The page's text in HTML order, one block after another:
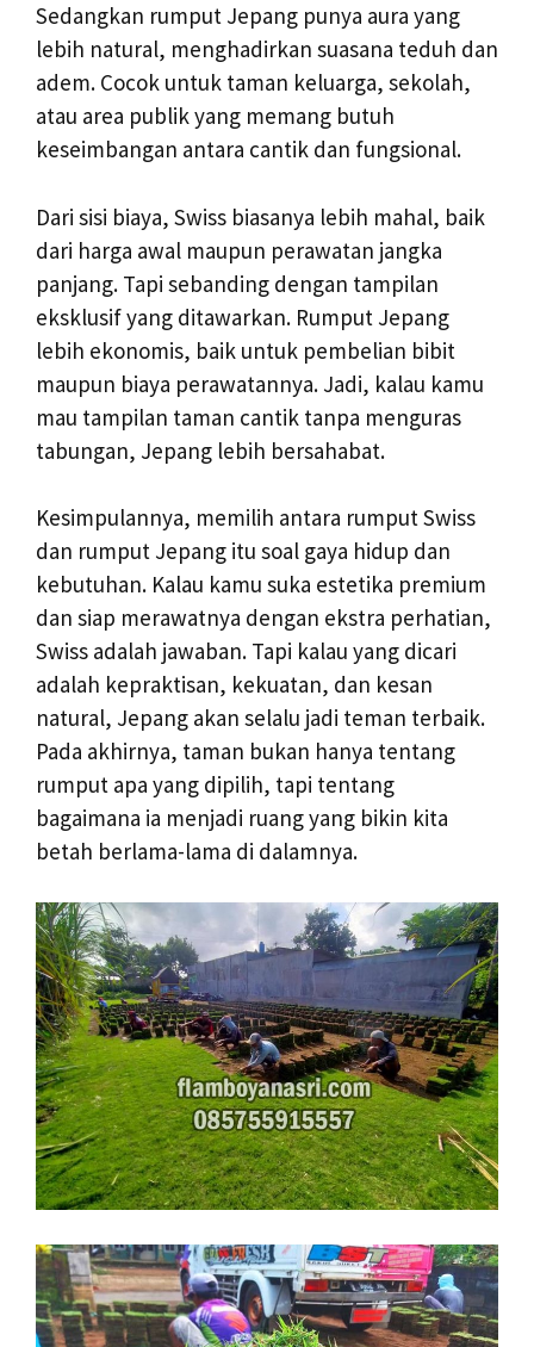
Sedangkan rumput Jepang punya aura yang
lebih natural, menghadirkan suasana teduh dan
adem. Cocok untuk taman keluarga, sekolah,
atau area publik yang memang butuh
keseimbangan antara cantik dan fungsional.
Dari sisi biaya, Swiss biasanya lebih mahal, baik
dari harga awal maupun perawatan jangka
panjang. Tapi sebanding dengan tampilan
eksklusif yang ditawarkan. Rumput Jepang
lebih ekonomis, baik untuk pembelian bibit
maupun biaya perawatannya. Jadi, kalau kamu
mau tampilan taman cantik tanpa menguras
tabungan, Jepang lebih bersahabat.
Kesimpulannya, memilih antara rumput Swiss
dan rumput Jepang itu soal gaya hidup dan
kebutuhan. Kalau kamu suka estetika premium
dan siap merawatnya dengan ekstra perhatian,
Swiss adalah jawaban. Tapi kalau yang dicari
adalah kepraktisan, kekuatan, dan kesan
natural, Jepang akan selalu jadi teman terbaik.
Pada akhirnya, taman bukan hanya tentang
rumput apa yang dipilih, tapi tentang
bagaimana ia menjadi ruang yang bikin kita
betah berlama-lama di dalamnya.